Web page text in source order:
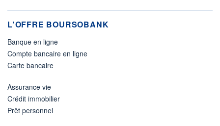
L'OFFRE BOURSOBANK
Banque en ligne
Compte bancaire en ligne
Carte bancaire
Assurance vie
Crédit immobilier
Prêt personnel